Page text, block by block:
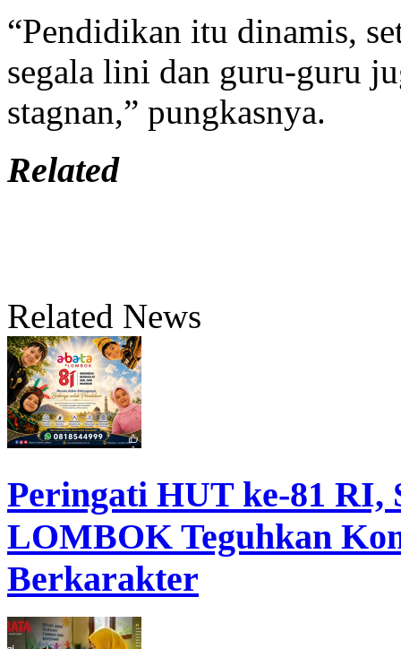
“Pendidikan itu dinamis,
segala lini dan guru-guru
stagnan,” pungkasnya.
Related
Related News
Peringati HUT ke-81
LOMBOK Teguhkan
Berkarakter